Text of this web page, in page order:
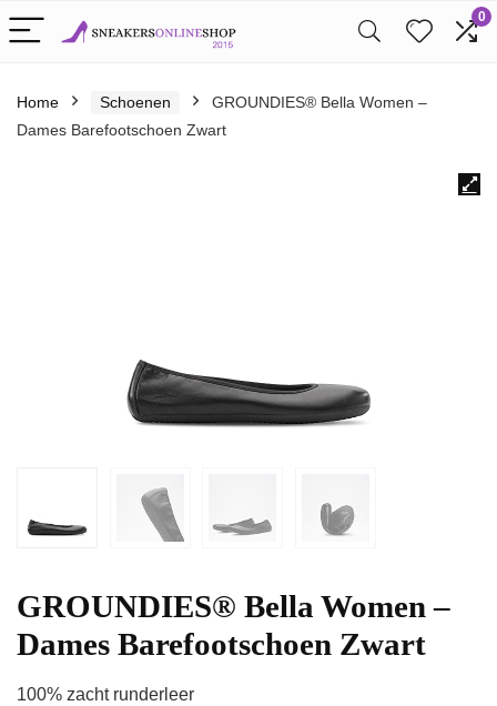
0
Home Schoenen
GROUNDIES® Bella Women –
Dames Barefootschoen Zwart
GROUNDIES® Bella Women –
Dames Barefootschoen Zwart
100% zacht runderleer